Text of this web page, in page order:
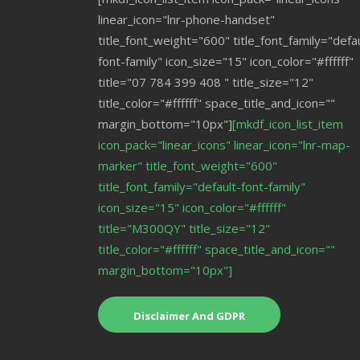
linear_icon="lnr-phone-handset"
title_font_weight="600"
font-family" icon_size="15" icon_color="#ffffff"
title="07 784 399 408 " title_size="12"
title_color="#ffffff" space_title_and_icon=""
margin_bottom="10px"][mkdf_icon_list_item
icon_pack="linear_icons" linear_icon="lnr-map-
marker" title_font_weight="600"
title_font_family="default-font-family"
icon_size="15" icon_color="#ffffff"
title="M300QY" title_size="12"
title_color="#ffffff" space_title_and_icon=""
margin_bottom="10px"]
Disclaimer And GDPR